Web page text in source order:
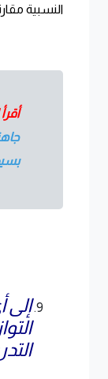
النسبية